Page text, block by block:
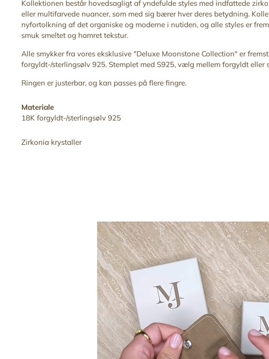
Kollektionen består hovedsagligt af yndefulde styles med indfattede
eller multifarvede nuancer, som med sig bærer hver deres betydning.
nyfortolkning af det organiske og moderne i nutiden, og alle styles er
smuk smeltet og hamret tekstur.
Alle smykker fra vores eksklusive "Deluxe Moonstone Collection" er
forgyldt-/sterlingsølv 925. Stemplet med S925, vælg mellem forgyldt eller
Ringen er justerbar,og kan passes på flere fingre.
Materiale
18K forgyldt-/sterlingsølv 925
Zirkonia krystaller